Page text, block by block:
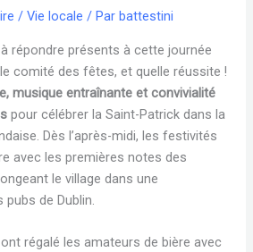
/Vie locale / Par battestini
répondre présents à cette journée
comité des fêtes, et quelle réussite !
musique entraînante et convivialité
pour célébrer la Saint-Patrick dans la
Dès l’après-midi, les festivités
avec les premières notes des
le village dans une
de Dublin.
régalé les amateurs de bière avec